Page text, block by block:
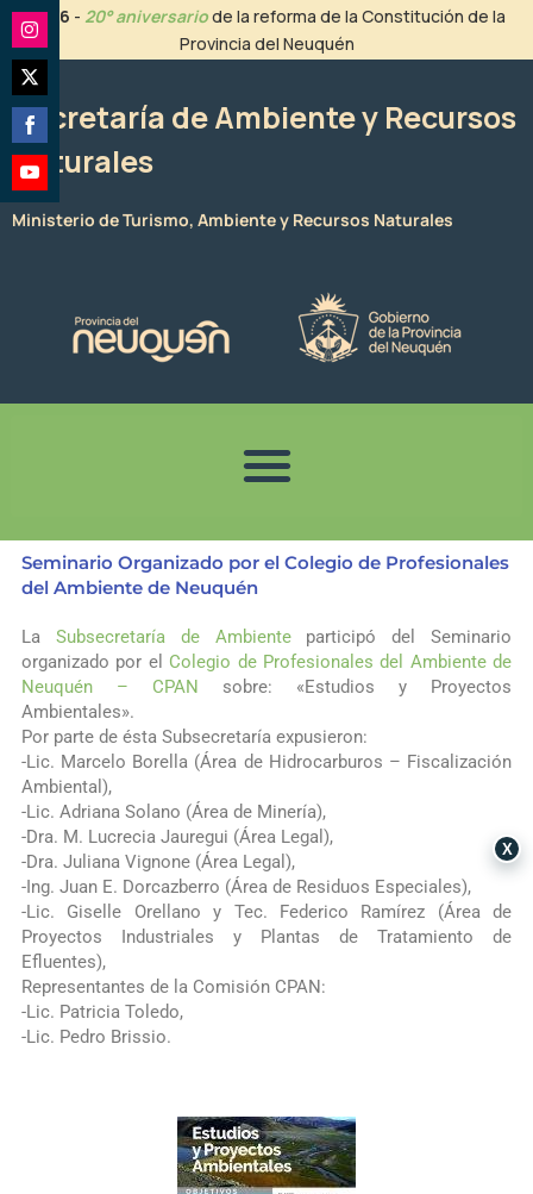
contenido
2026 - 20° aniversariode la reforma de la Constitución de la
Provincia del Neuquén
Secretaría de Ambiente y Recursos
Naturales
Ministerio de Turismo, Ambiente y Recursos Naturales
Seminario Organizado por el Colegio de Profesionales
del Ambiente de Neuquén
La Subsecretaría de Ambienteparticipó del Seminario
organizado por el Colegio de Profesionales del Ambiente de
Neuquén – CPAN sobre: «Estudios y Proyectos
Ambientales».
Por parte de ésta Subsecretaría expusieron:
-Lic. Marcelo Borella (Área de Hidrocarburos – Fiscalización
Ambiental),
-Lic. Adriana Solano (Área de Minería),
-Dra. M. Lucrecia Jauregui (Área Legal),
-Dra. Juliana Vignone (Área Legal),
-Ing. Juan E. Dorcazberro (Área de Residuos Especiales),
-Lic. Giselle Orellano y Tec. Federico Ramírez (Área de
Proyectos Industriales y Plantas de Tratamiento de
Efluentes),
Representantes de la Comisión CPAN:
-Lic. Patricia Toledo,
-Lic. Pedro Brissio.
Share
on
Instagram
Share
on
Twitter
Share
on
Facebook
Share
on
X